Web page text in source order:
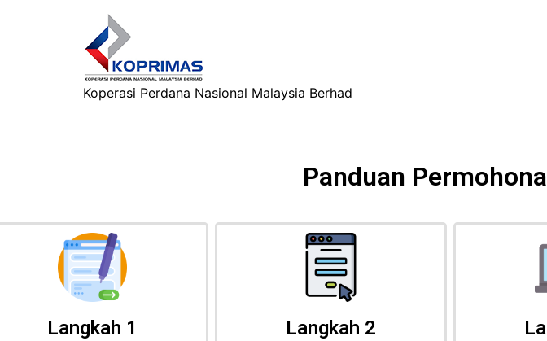
Koperasi Perdana Nasional Malaysia Berhad
Panduan
Langkah 1 Langkah 2